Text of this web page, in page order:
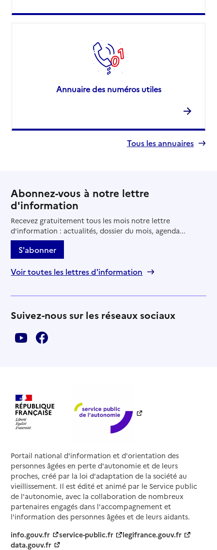
Annuaire des numéros utiles
Tous les annuaires
Abonnez-vous à notre lettre
d'information
Recevez gratuitement tous les mois notre lettre
d'information : actualités, dossier du mois, agenda...
S'abonner
Voir toutes les lettres d'information
Suivez-nous sur les réseaux sociaux
Portail national d'information et d'orientation des
personnes âgées en perte d'autonomie et de leurs
proches, créé par la loi d'adaptation de la société au
vieillissement. Il est édité et animé par le Service public
de l'autonomie, avec la collaboration de nombreux
partenaires engagés dans l'accompagnement et
l'information des personnes âgées et de leurs aidants.
info.gouv.fr
service-public.fr
legifrance.gouv.fr
data.gouv.fr